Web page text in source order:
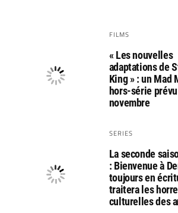
FILMS
« Les nouvelles
adaptations de
King » : un Mad
hors-série
novembre
SERIES
La seconde
: Bienvenue à
toujours en
traitera les
culturelles des